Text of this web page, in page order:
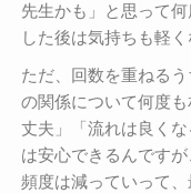
先生かも」と思って
した後は気持ちも軽
ただ、回数を重ねる
の関係について何度
丈夫」「流れは良く
は安心できるんです
頻度は減っていって